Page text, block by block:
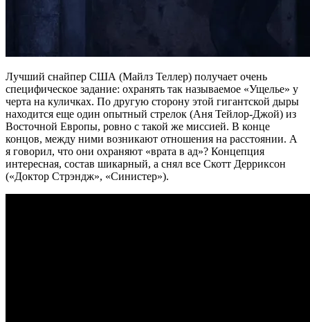
Лучший снайпер США (Майлз Теллер) получает очень
специфическое задание: охранять так называемое «Ущелье» у
черта на куличках. По другую сторону этой гигантской дыры
находится еще один опытный стрелок (Аня Тейлор-Джой) из
Восточной Европы, ровно с такой же миссией. В конце
концов, между ними возникают отношения на расстоянии. А
я говорил, что они охраняют «врата в ад»? Концепция
интересная, состав шикарный, а снял все Скотт Дерриксон
(«Доктор Стрэндж», «Синистер»).